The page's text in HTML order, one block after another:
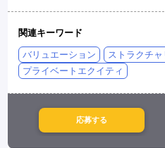
関連キーワード
バリュエーション ストラクチ
プライベートエクイティ